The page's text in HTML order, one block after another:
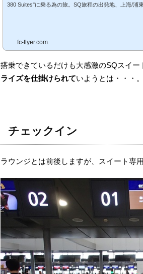
380 Suites"に乗る為の旅。SQ旅程の出発地、上海/浦
ジ＠PVGSQのスイート搭乗ですので、ファーストクラ
fc-flyer.com
搭乗できているだけも大感激のSQスイー
ライズを仕掛けられていようとは・・・。
チェックイン
ラウンジとは前後しますが、スイート専